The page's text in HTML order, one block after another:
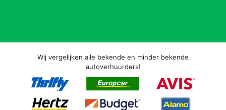
Wij vergelijken alle bekende en minder bekende
autoverhuurders!